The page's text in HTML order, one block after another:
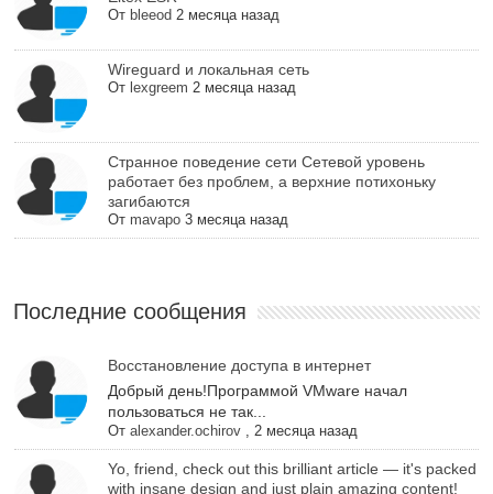
От bleeod 2 месяца назад
Wireguard и локальная сеть
От lexgreem 2 месяца назад
Cтранное поведение сети Сетевой уровень
работает без проблем, а верхние потихоньку
загибаются
От mavapo 3 месяца назад
Последние сообщения
Восстановление доступа в интернет
Добрый день!Программой VMware начал
пользоваться не так...
От alexander.ochirov, 2 месяца назад
Yo, friend, check out this brilliant article — it's packed
with insane design and just plain amazing content!